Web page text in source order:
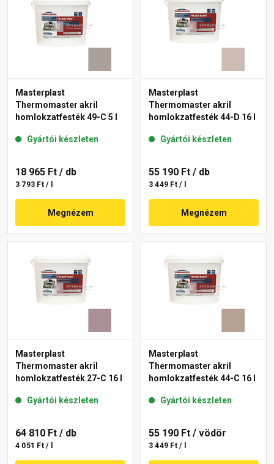
Masterplast
Thermomaster akril
homlokzatfesték 49-C 5 l
Gyártói készleten
18 965 Ft / db
3 793 Ft / l
Megnézem
Masterplast
Thermomaster akril
homlokzatfesték 44-D 16 l
Gyártói készleten
55 190 Ft / db
3 449 Ft / l
Megnézem
Masterplast
Thermomaster akril
homlokzatfesték 27-C 16 l
Gyártói készleten
64 810 Ft / db
4 051 Ft / l
Masterplast
Thermomaster akril
homlokzatfesték 44-C 16 l
Gyártói készleten
55 190 Ft / vödör
3 449 Ft / l